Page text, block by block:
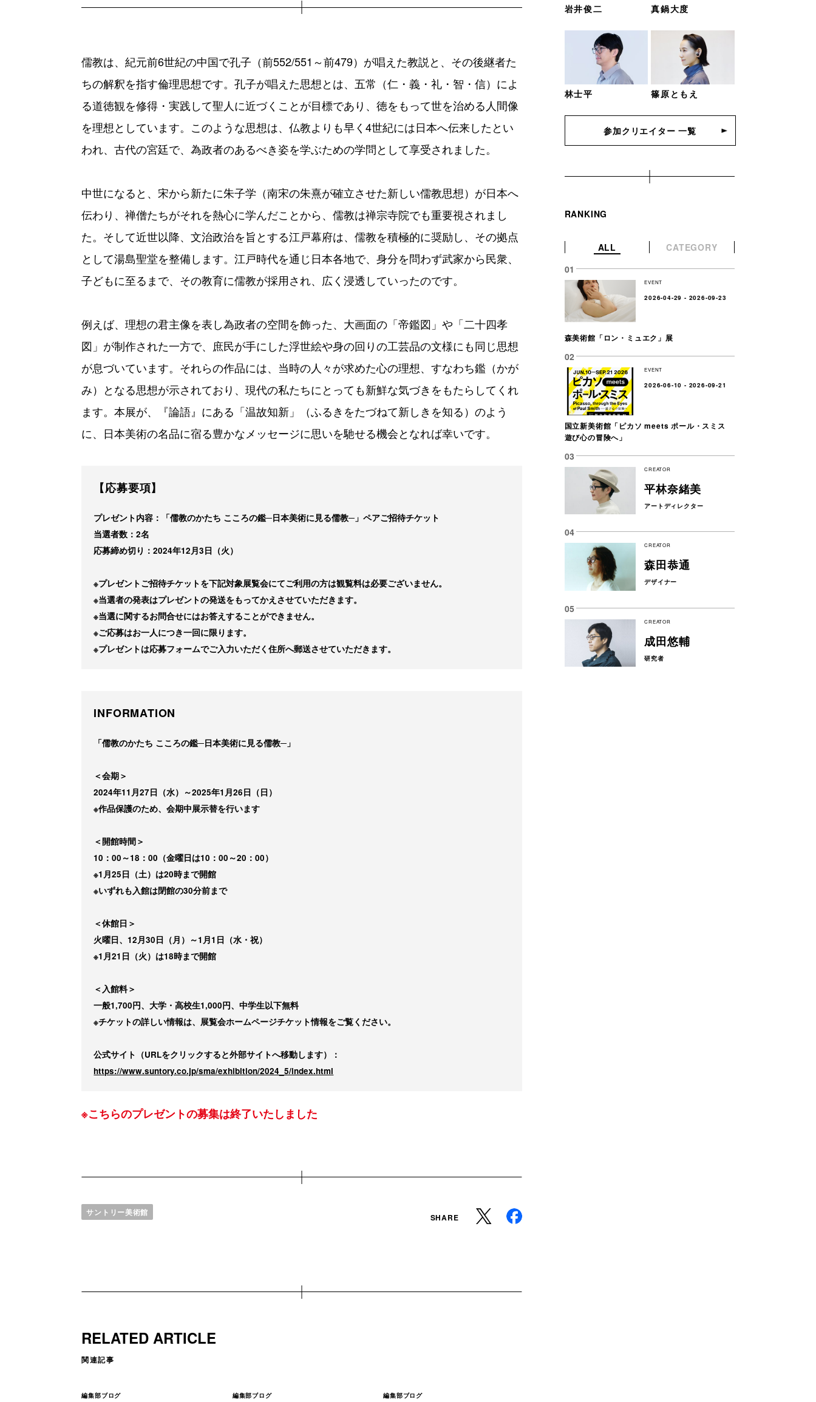
儒教は、紀元前6世紀の中国で孔子（前552/551～前479）が唱えた教説と、その後継者た
ちの解釈を指す倫理思想です。孔子が唱えた思想とは、五常（仁・義・礼・智・信）によ
る道徳観を修得・実践して聖人に近づくことが目標であり、徳をもって世を治める人間像
を理想としています。このような思想は、仏教よりも早く4世紀には日本へ伝来したとい
われ、古代の宮廷で、為政者のあるべき姿を学ぶための学問として享受されました。
中世になると、宋から新たに朱子学（南宋の朱熹が確立させた新しい儒教思想）が日本へ
伝わり、禅僧たちがそれを熱心に学んだことから、儒教は禅宗寺院でも重要視されまし
た。そして近世以降、文治政治を旨とする江戸幕府は、儒教を積極的に奨励し、その拠点
として湯島聖堂を整備します。江戸時代を通じ日本各地で、身分を問わず武家から民衆、
子どもに至るまで、その教育に儒教が採用され、広く浸透していったのです。
例えば、理想の君主像を表し為政者の空間を飾った、大画面の「帝鑑図」や「二十四孝
図」が制作された一方で、庶民が手にした浮世絵や身の回りの工芸品の文様にも同じ思想
が息づいています。それらの作品には、当時の人々が求めた心の理想、すなわち鑑（かが
み）となる思想が示されており、現代の私たちにとっても新鮮な気づきをもたらしてくれ
ます。本展が、『論語』にある「温故知新」（ふるきをたづねて新しきを知る）のよう
に、日本美術の名品に宿る豊かなメッセージに思いを馳せる機会となれば幸いです。
【応募要項】
プレゼント内容：「儒教のかたち こころの鑑─日本美術に見る儒教─」ペアご招待チケット
当選者数：2名
応募締め切り：2024年12月3日（火）
※プレゼントご招待チケットを下記対象展覧会にてご利用の方は観覧料は必要ございません。
※当選者の発表はプレゼントの発送をもってかえさせていただきます。
※当選に関するお問合せにはお答えすることができません。
※ご応募はお一人につき一回に限ります。
※プレゼントは応募フォームでご入力いただく住所へ郵送させていただきます。
INFORMATION
「儒教のかたち こころの鑑─日本美術に見る儒教─」
＜会期＞
2024年11月27日（水）～2025年1月26日（日）
※作品保護のため、会期中展示替を行います
＜開館時間＞
10：00～18：00（金曜日は10：00～20：00）
※1月25日（土）は20時まで開館
※いずれも入館は閉館の30分前まで
＜休館日＞
火曜日、12月30日（月）～1月1日（水・祝）
※1月21日（火）は18時まで開館
＜入館料＞
一般1,700円、大学・高校生1,000円、中学生以下無料
※チケットの詳しい情報は、展覧会ホームページチケット情報をご覧ください。
公式サイト（URLをクリックすると外部サイトへ移動します）：
https://www.suntory.co.jp/sma/exhibition/2024_5/index.html
※こちらのプレゼントの募集は終了いたしました
サントリー美術館 SHARE
RELATED ARTICLE
関連記事
編集部ブログ 編集部ブログ 編集部ブログ
岩井俊二 真鍋大度
林士平 篠原ともえ
参加クリエイター 一覧
RANKING
ALL CATEGORY
EVENT
2026-04-29 - 2026-09-23
森美術館「ロン・ミュエク」展
EVENT
2026-06-10 - 2026-09-21
国立新美術館「ピカソ meets ポール・スミス
遊び心の冒険へ」
CREATOR
平林奈緒美
アートディレクター
CREATOR
森田恭通
デザイナー
CREATOR
成田悠輔
研究者